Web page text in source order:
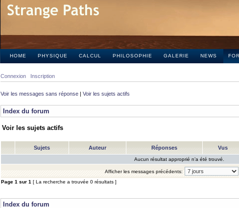
HOME PHYSIQUE CALCUL PHILOSOPHIE GALERIE NEWS
Connexion Inscription
Voir les messages sans réponse | Voir les sujets actifs
Index du forum
Voir les sujets actifs
Sujets Auteur Réponses Vus
Aucun résultat approprié n’a été trouvé.
Afficher les messages précédents:
Page 1 sur 1 [ La recherche a trouvée 0 résultats ]
Index du forum